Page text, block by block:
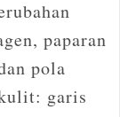
paparan
pola
garis